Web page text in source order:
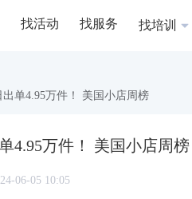
找活动 找服务 找培训
单4.95万件！ 美国小店周榜
4.95万件！ 美国小店周榜
06-05 10:05